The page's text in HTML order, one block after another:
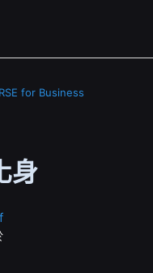
for Business
身